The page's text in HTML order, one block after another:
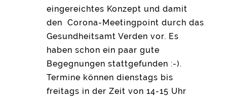
eingereichtes Konzept und damit
den Corona-Meetingpoint durch das
Gesundheitsamt Verden vor. Es
haben schon ein paar gute
Begegnungen stattgefunden :-).
Termine können dienstags bis
freitags in der Zeit von 14-15 Uhr